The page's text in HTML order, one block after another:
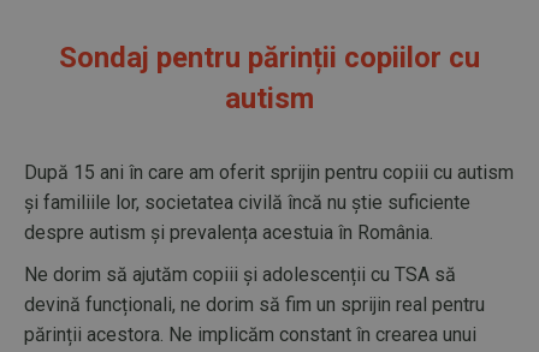
Sondaj pentru părinții copiilor cu
autism
După 15 ani în care am oferit sprijin pentru copiii cu autism
și familiile lor, societatea civilă încă nu știe suficiente
despre autism și prevalența acestuia în România.
Ne dorim să ajutăm copiii și adolescenții cu TSA să
devină funcționali, ne dorim să fim un sprijin real pentru
părinții acestora. Ne implicăm constant în crearea unui